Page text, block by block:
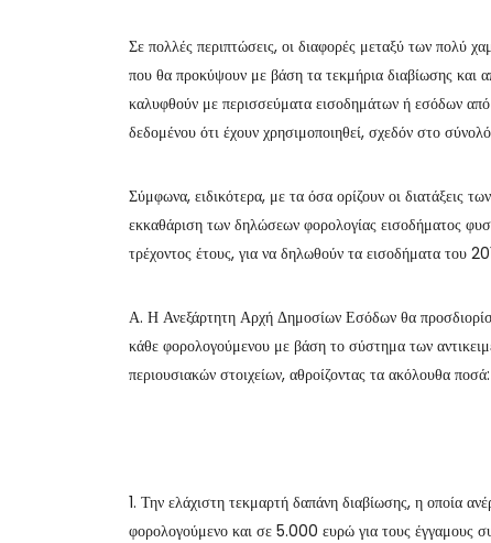
Σε πολλές περιπτώσεις, οι διαφορές μεταξύ των πολύ
που θα προκύψουν με βάση τα τεκμήρια διαβίωσης και
καλυφθούν με περισσεύματα εισοδημάτων ή εσόδων
δεδομένου ότι έχουν χρησιμοποιηθεί, σχεδόν στο
Σύμφωνα, ειδικότερα, με τα όσα ορίζουν οι
εκκαθάριση των δηλώσεων φορολογίας εισοδήματος
τρέχοντος έτους, για να δηλωθούν τα εισοδήματα του
Α. Η Ανεξάρτητη Αρχή Δημοσίων Εσόδων θα
κάθε φορολογούμενου με βάση το σύστημα των
περιουσιακών στοιχείων, αθροίζοντας τα ακόλουθα ποσά:
1. Την ελάχιστη τεκμαρτή δαπάνη διαβίωσης, η οποία
φορολογούμενο και σε 5.000 ευρώ για τους έγγαμους